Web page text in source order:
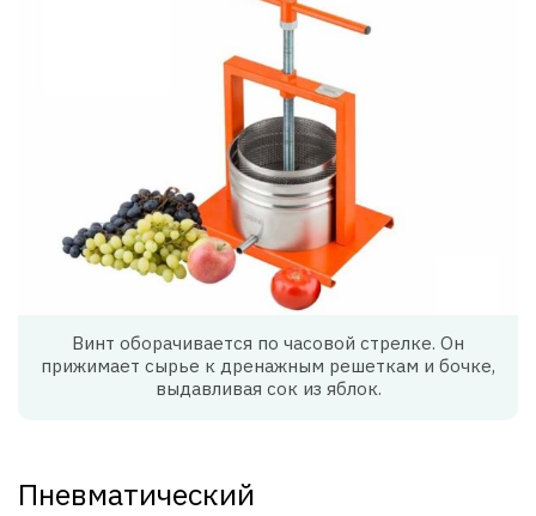
Винт оборачивается по часовой стрелке. Он
прижимает сырье к дренажным решеткам и бочке,
выдавливая сок из яблок.
Пневматический